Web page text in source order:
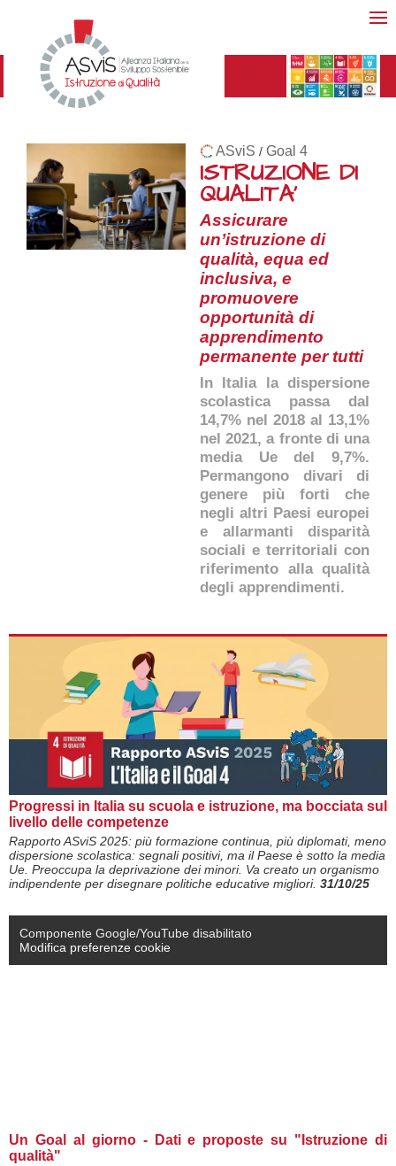
ASviS / Goal 4
ISTRUZIONE DI
QUALITA'
Assicurare
un’istruzione di
qualità, equa ed
inclusiva, e
promuovere
opportunità di
apprendimento
permanente per tutti
In Italia la dispersione
scolastica passa dal
14,7% nel 2018 al 13,1%
nel 2021, a fronte di una
media Ue del 9,7%.
Permangono divari di
genere più forti che
negli altri Paesi europei
e allarmanti disparità
sociali e territoriali con
riferimento alla qualità
degli apprendimenti.
Progressi in Italia su scuola e istruzione, ma bocciata sul
livello delle competenze
Rapporto ASviS 2025: più formazione continua, più diplomati, meno
dispersione scolastica: segnali positivi, ma il Paese è sotto la media
Ue. Preoccupa la deprivazione dei minori. Va creato un organismo
indipendente per disegnare politiche educative migliori. 31/10/25
Componente Google/YouTube disabilitato
Modifica preferenze cookie
Un Goal al giorno - Dati e proposte su "Istruzione di
qualità"